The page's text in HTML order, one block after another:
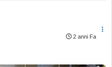
2 anni Fa